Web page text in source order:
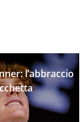
l’abbraccio